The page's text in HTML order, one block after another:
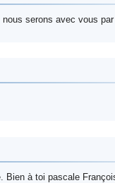
serons avec vous
Bien à toi pascale